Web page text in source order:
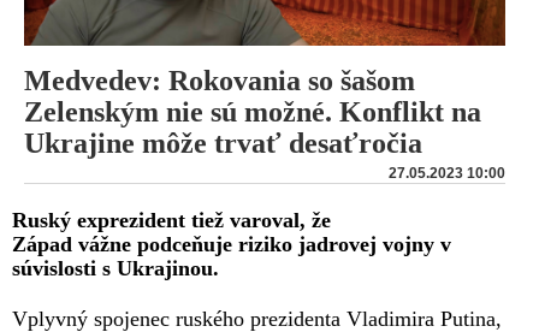
Medvedev: Rokovania so šašom
Zelenským nie sú možné. Konflikt na
Ukrajine môže trvať desaťročia
27.05.2023 10:00
Ruský exprezident tiež varoval, že
Západ vážne podceňuje riziko jadrovej vojny v
súvislosti s Ukrajinou.
Vplyvný spojenec ruského prezidenta Vladimira Putina,